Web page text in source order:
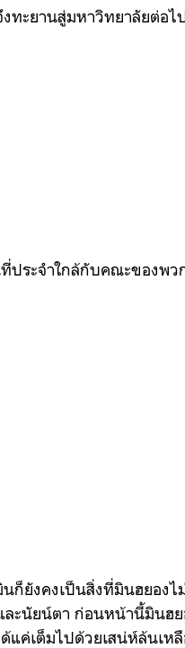
ทะยานสู่มหาวิทยาลัยต่อไ
ประจำใกล้กับคณะของพว
ยังคงเป็นสิ่งที่มินฮยองไ
ะนัยน์ตา ก่อนหน้านี้มินฮย
ค่เต็มไปด้วยเสน่ห์ล้นเห